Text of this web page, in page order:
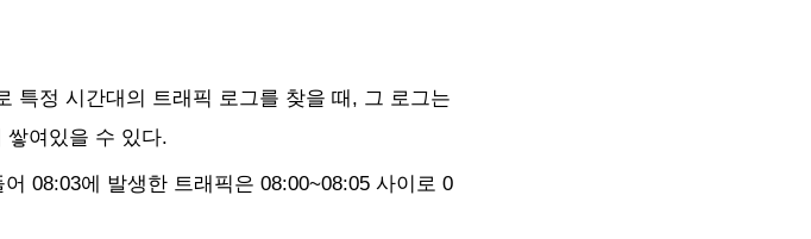
특정 시간대의 트래픽 로그를 찾을 때, 그 로그는
쌓여있을 수 있다.
08:03에 발생한 트래픽은 08:00~08:05 사이로 0